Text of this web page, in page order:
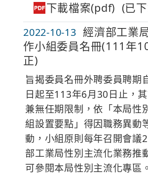
(已
2022-10-13 經濟部工業
作小組委員名冊(111年
正)
旨揭委員名冊外聘委員聘期
日起至113年6月30日止，其
兼無任期限制，依「本局性
組設置要點」得因職務異動
動，小組原則每年召開會議
部工業局性別主流化業務推
可參閱本局性別主流化專區。